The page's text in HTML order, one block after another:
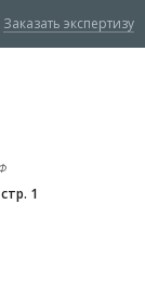
1
Заказать экспертизу